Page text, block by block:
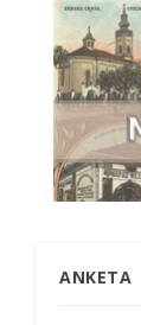
ANKETA